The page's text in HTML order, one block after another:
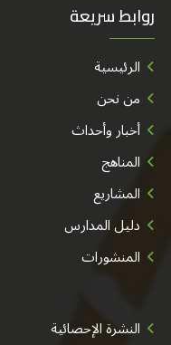
روابط سريعة
الرئيسية
من نحن
أخبار وأحداث
المناهج
المشاريع
دليل المدارس
المنشورات
النشرة الإحصائية